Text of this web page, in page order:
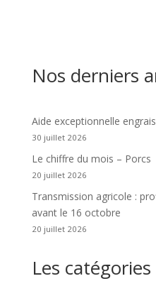
Nos derniers
Aide exceptionnelle
30 juillet 2026
Le chiffre du mois – Porcs
20 juillet 2026
Transmission agricole :
avant le 16 octobre
20 juillet 2026
Les